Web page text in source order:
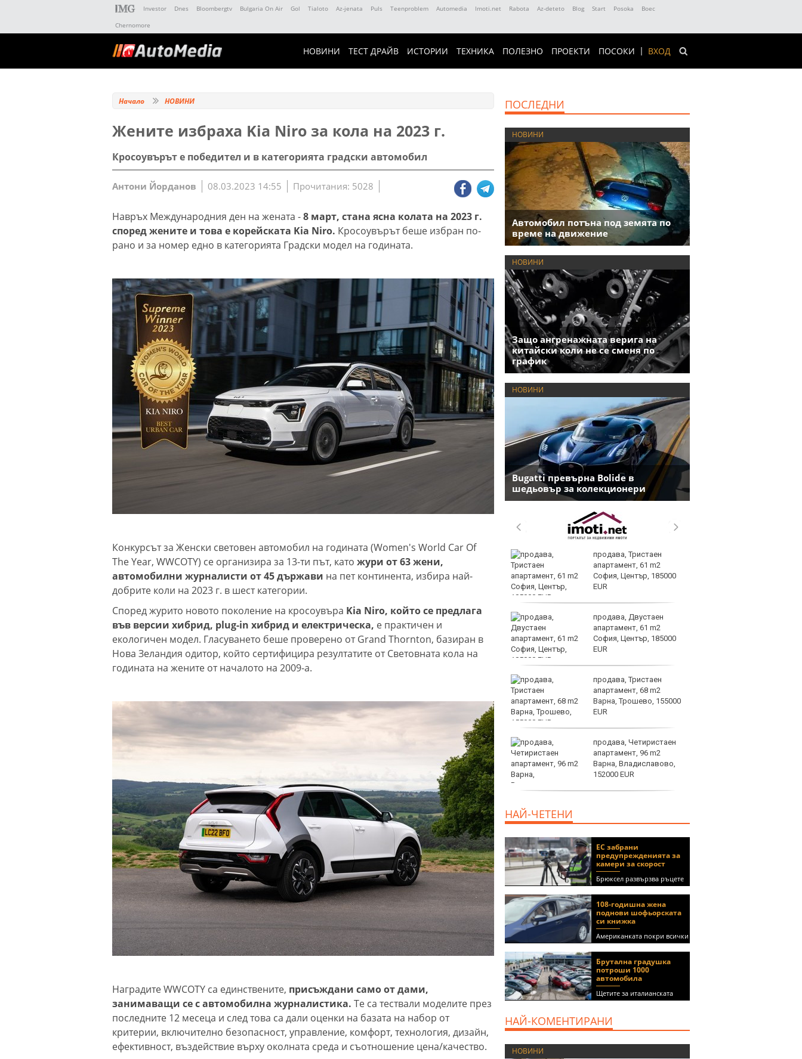
Investor Dnes Bloombergtv Bulgaria On Air Gol Tialoto Az-jenata Puls Teenproblem Automedia Imoti.net Rabota Az-deteto Blog Start Posoka
Boec
Chernomore
ВХОД
НОВИНИ ТЕСТ ДРАЙВ ИСТОРИИ ТЕХНИКА ПОЛЕЗНО ПРОЕКТИ ПОСОКИ
Начало НОВИНИ
Жените избраха Kia Niro за кола на 2023 г.
Кросоувърът е победител и в категорията градски автомобил
Антони Йорданов 08.03.2023 14:55 Прочитания: 5028
Навръх Международния ден на жената -8 март, стана ясна колата на 2023 г.
според жените и това е корейската Kia Niro. Кросоувърът беше избран по-
рано и за номер едно в категорията Градски модел на годината.
Конкурсът за Женски световен автомобил на годината (Women's World Car Of
The Year, WWCOTY) се организира за 13-ти път, като жури от 63 жени,
автомобилни журналисти от 45 държави на пет континента, избира най-
добрите коли на 2023 г. в шест категории.
Според журито новото поколение на кросоувъра Kia Niro, който се предлага
във версии хибрид, plug-in хибрид и електрическа, е практичен и
екологичен модел. Гласуването беше проверено от Grand Thornton, базиран в
Нова Зеландия одитор, който сертифицира резултатите от Световната кола на
годината на жените от началото на 2009-а.
Наградите WWCOTY са единствените, присъждани само от дами,
занимаващи се с автомобилна журналистика. Те са тествали моделите през
последните 12 месеца и след това са дали оценки на базата на набор от
критерии, включително безопасност, управление, комфорт, технология, дизайн,
ефективност, въздействие върху околната среда и съотношение цена/качество.
ПОСЛЕДНИ
НОВИНИ
Автомобил потъна под земята по
време на движение
НОВИНИ
Защо ангренажната верига на
китайски коли не се сменя по
график
НОВИНИ
Bugatti превърна Bolide в
шедьовър за колекционери
добива нефт и газ в
Черно море
Оставиха в ареста
петимата младежи за
убийството в Пловдив
Не купувайте! Не
БАБХ спря над 150 тона
апартамент, 61 m2
София, Център, 185000
продава, Двустаен
апартамент, 61 m2
София, Център, 185000
Варна, Трошево, 155000
продава, Четиристаен
апартамент, 96 m2
Варна, Владиславово,
152000 EUR
продава, Къща, 370 m2
София област, гр.
Костинброд, 358000 EUR
Симеон Наковски преди
SENSHI 33: Няма слаби
бойци, ще заложа на
всичко!
Саръбоюков: Нямам
никакъв резултат в
главата си
Кой ще вкарва с глава?
Атлетико продава
Сьорлот
Левски без петима
контузени срещу Локо
днес
НАЙ-ЧЕТЕНИ
ЕС забрани
предупрежденията за
камери за скорост
Брюксел развързва ръцете
на правителствата за
приложения като Waze и
Google Maps
108-годишна жена
поднови шофьорската
си книжка
Американката покри всички
медицински изисквания, за
(ВИДЕО)
Брутална градушка
потроши 1000
автомобила
Щетите за италианската
автокъща се оценяват на 5
НАЙ-КОМЕНТИРАНИ
НОВИНИ